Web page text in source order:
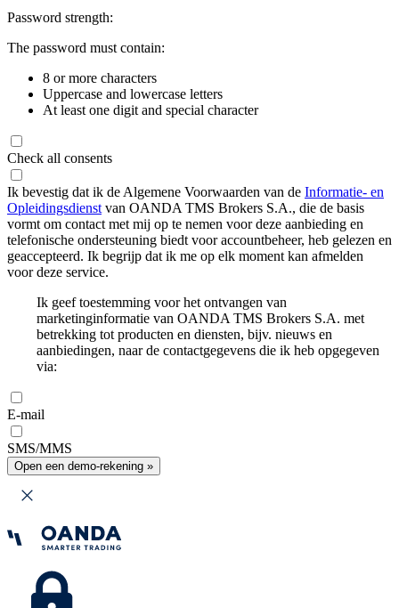
Password strength:
The password must contain:
8 or more characters
Uppercase and lowercase letters
At least one digit and special character
Check all consents
Ik bevestig dat ik de Algemene Voorwaarden van de Informatie- en
Opleidingsdienst van OANDA TMS Brokers S.A., die de basis
vormt om contact met mij op te nemen voor deze aanbieding en
telefonische ondersteuning biedt voor accountbeheer, heb gelezen en
geaccepteerd. Ik begrijp dat ik me op elk moment kan afmelden
voor deze service.
Ik geef toestemming voor het ontvangen van
marketinginformatie van OANDA TMS Brokers S.A. met
betrekking tot producten en diensten, bijv. nieuws en
aanbiedingen, naar de contactgegevens die ik heb opgegeven
via:
E-mail
SMS/MMS
Open een demo-rekening »